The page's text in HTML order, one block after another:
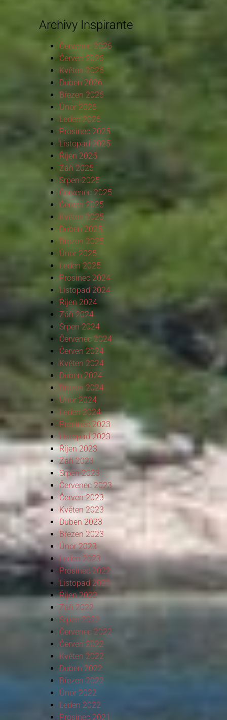
Archivy Inspirante
Červenec 2026
Červen 2026
Květen 2026
Duben 2026
Březen 2026
Únor 2026
Leden 2026
Prosinec 2025
Listopad 2025
Říjen 2025
Září 2025
Srpen 2025
Červenec 2025
Červen 2025
Květen 2025
Duben 2025
Březen 2025
Únor 2025
Leden 2025
Prosinec 2024
Listopad 2024
Říjen 2024
Září 2024
Srpen 2024
Červenec 2024
Červen 2024
Květen 2024
Duben 2024
Březen 2024
Únor 2024
Leden 2024
Prosinec 2023
Listopad 2023
Říjen 2023
Září 2023
Srpen 2023
Červenec 2023
Červen 2023
Květen 2023
Duben 2023
Březen 2023
Únor 2023
Leden 2023
Prosinec 2022
Listopad 2022
Říjen 2022
Září 2022
Srpen 2022
Červenec 2022
Červen 2022
Květen 2022
Duben 2022
Březen 2022
Únor 2022
Leden 2022
Prosinec 2021